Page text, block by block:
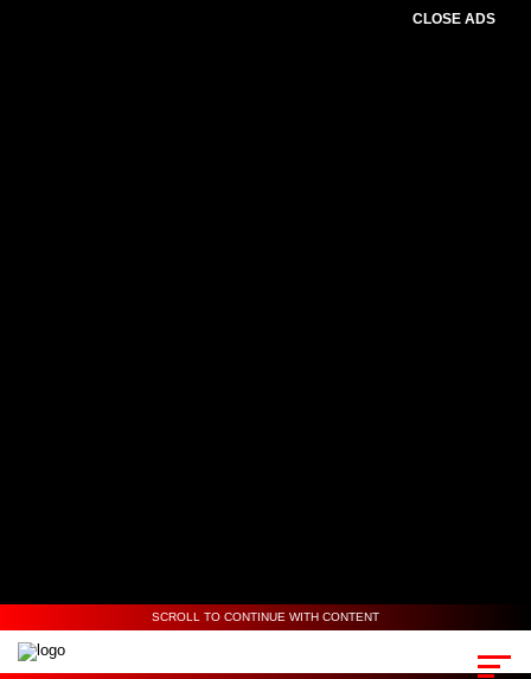
CLOSE ADS
SCROLL TO CONTINUE WITH CONTENT